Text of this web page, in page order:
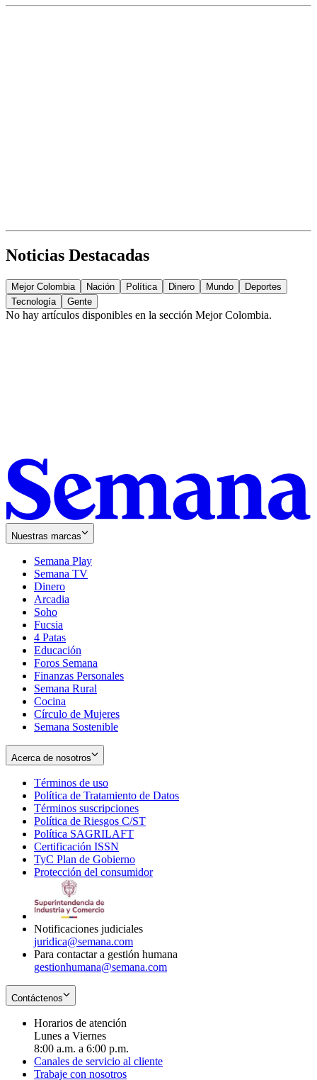
Noticias Destacadas
Mejor Colombia Nación Política Dinero Mundo
Deportes
Tecnología
Gente
No hay artículos disponibles en la sección Mejor Colombia.
Nuestras marcas
Semana Play
Semana TV
Dinero
Arcadia
Soho
in
new
window
Fucsia
in
new
window
4 Patas
Educación
Foros Semana
Finanzas Personales
Semana Rural
Cocina
Círculo de Mujeres
Semana Sostenible
Acerca de nosotros
Términos de uso
in
new
window
Política de Tratamiento de Datos
Términos suscripciones
in
Política de Riesgos C/ST
Política SAGRILAFT
new
window
Certificación ISSN
in
new
TyC Plan de Gobierno
in
Protección del consumidorOpens
Notificaciones judiciales
juridica@semana.com
Para contactar a gestión humana
gestionhumana@semana.com
Contáctenos
Horarios de atención
Lunes a Viernes
8:00 a.m. a 6:00 p.m.
Canales de servicio al cliente
Trabaje con nosotros